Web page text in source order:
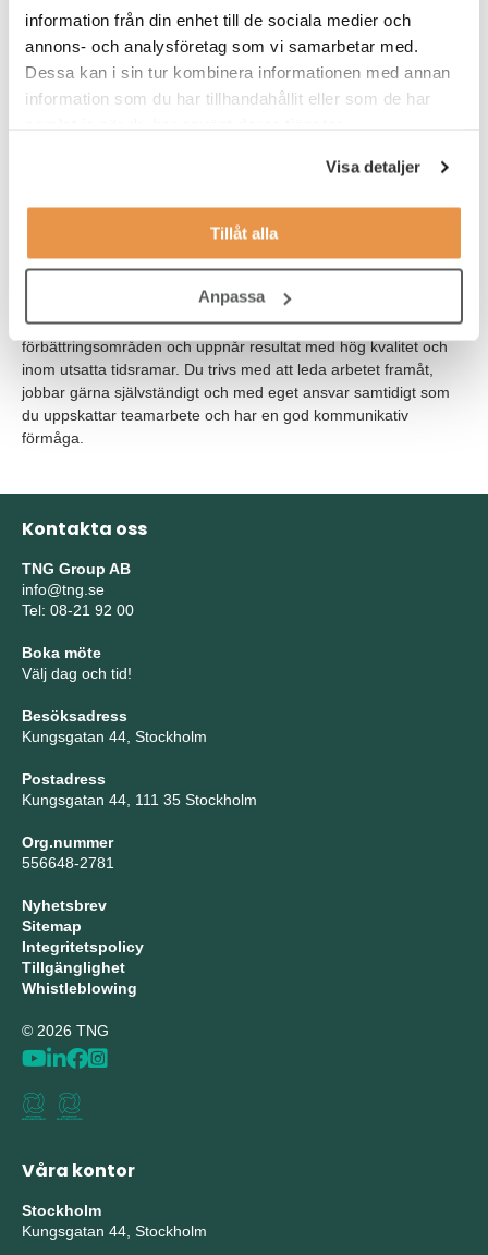
information från din enhet till de sociala medier och
annons- och analysföretag som vi samarbetar med.
Dessa kan i sin tur kombinera informationen med annan
information som du har tillhandahållit eller som de har
Visa detaljer
Tillåt alla
Anpassa
Ingenjörsutbildning eller eftergymnasial utbildning inom
teknik eller motsvarande
Arbetslivserfarenhet från likvärdiga arbetsuppgifter
Mycket goda kunskaper i svenska samt engelska i tal och
Arbetslivserfarenhet av arbete med spårbundna fordon och
underhåll är meriterande
Som person är du analytisk, lösningsorienterad, identifierar
förbättringsområden och uppnår resultat med hög kvalitet och
inom utsatta tidsramar. Du trivs med att leda arbetet framåt,
jobbar gärna självständigt och med eget ansvar samtidigt som
du uppskattar teamarbete och har en god kommunikativ
förmåga.
Kontakta oss
TNG Group AB
info@tng.se
Tel: 08-21 92 00
Boka möte
Välj dag och tid!
Besöksadress
Kungsgatan 44, Stockholm
Postadress
Kungsgatan 44, 111 35 Stockholm
Org.nummer
556648-2781
Nyhetsbrev
Sitemap
Integritetspolicy
Tillgänglighet
Whistleblowing
© 2026 TNG
Våra kontor
Stockholm
Kungsgatan 44, Stockholm